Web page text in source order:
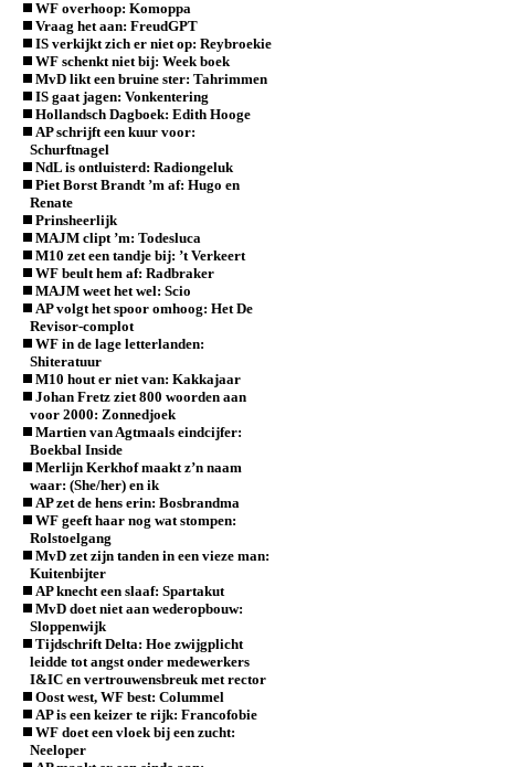
WF overhoop: Komoppa
Vraag het aan: FreudGPT
IS verkijkt zich er niet op: Reybroekie
WF schenkt niet bij: Week boek
MvD likt een bruine ster: Tahrimmen
IS gaat jagen: Vonkentering
Hollandsch Dagboek: Edith Hooge
AP schrijft een kuur voor:
Schurftnagel
NdL is ontluisterd: Radiongeluk
Piet Borst Brandt ’m af: Hugo en
Renate
Prinsheerlijk
MAJM clipt ’m: Todesluca
M10 zet een tandje bij: ’t Verkeert
WF beult hem af: Radbraker
MAJM weet het wel: Scio
AP volgt het spoor omhoog: Het De
Revisor-complot
WF in de lage letterlanden:
Shiteratuur
M10 hout er niet van: Kakkajaar
Johan Fretz ziet 800 woorden aan
voor 2000: Zonnedjoek
Martien van Agtmaals eindcijfer:
Boekbal Inside
Merlijn Kerkhof maakt z’n naam
waar: (She/her) en ik
AP zet de hens erin: Bosbrandma
WF geeft haar nog wat stompen:
Rolstoelgang
MvD zet zijn tanden in een vieze man:
Kuitenbijter
AP knecht een slaaf: Spartakut
MvD doet niet aan wederopbouw:
Sloppenwijk
Tijdschrift Delta: Hoe zwijgplicht
leidde tot angst onder medewerkers
I&IC en vertrouwensbreuk met rector
Oost west, WF best: Colummel
AP is een keizer te rijk: Francofobie
WF doet een vloek bij een zucht:
Neeloper